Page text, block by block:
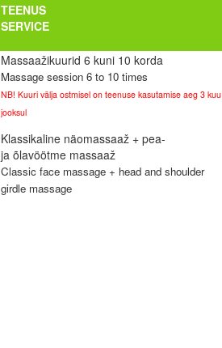
TEENUS
SERVICE
Massaažikuurid 6 kuni 10 korda
Massage session 6 to 10 times
NB! Kuuri välja ostmisel on teenuse kasutamise aeg 3 kuu
jooksul
Klassikaline näomassaaž + pea-
ja õlavöötme massaaž
Classic face massage + head and shoulder
girdle massage